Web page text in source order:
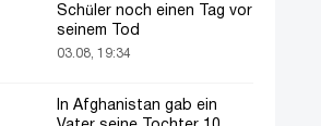
Schüler noch einen Tag vor
seinem Tod
03.08, 19:34
In Afghanistan gab ein